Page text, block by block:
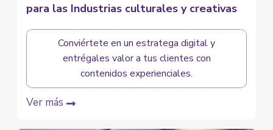
para las Industrias culturales y creativas
Conviértete en un estratega digital y
entrégales valor a tus clientes con
contenidos experienciales.
Ver más